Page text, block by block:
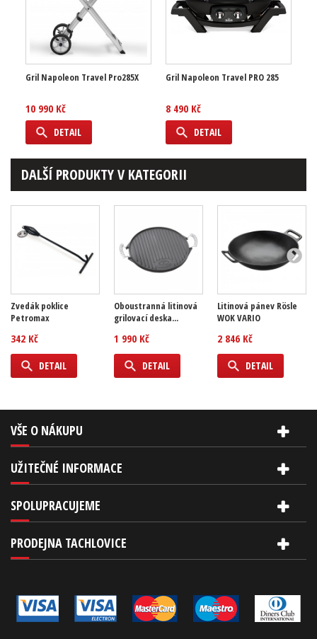
Gril Napoleon Travel Pro285X
10 990 Kč
DETAIL
Gril Napoleon Travel PRO 285
8 490 Kč
DETAIL
DALŠÍ PRODUKTY V KATEGORII
Zvedák poklice
Petromax
342 Kč
DETAIL
Oboustranná litinová
grilovací deska...
1 990 Kč
DETAIL
Litinová pánev Rösle
WOK VARIO
2 846 Kč
DETAIL
VŠE O NÁKUPU
UŽITEČNÉ INFORMACE
SPOLUPRACUJEME
PRODEJNA TACHLOVICE